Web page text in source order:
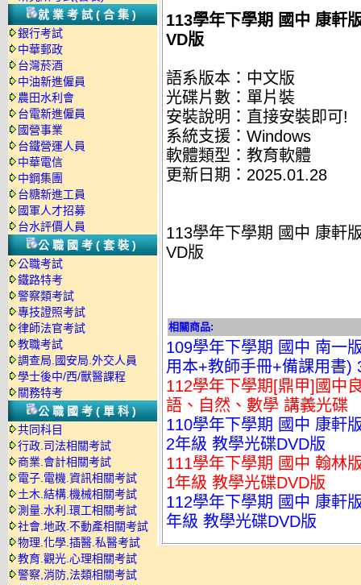
就業考試(合集)
銀行考試
中華郵政
台灣菸酒
中油新進僱員
農田水利會
台電新進僱員
國營事業
台鐵營運人員
中華電信
中鋼集團
台糖新進工員
國軍人才招募
台水評價人員
公職國考(套裝)
公職考試
鐵路特考
警察類考試
專技證照考試
律師法官考試
教職考試
調查局.國安局.外交人員
學士後中/西/獸醫課程
關務特考
公職國考(單科)
共同科目
行政.司法相關考試
商業.會計相關考試
電子.電機.資訊相關考試
土木.結構.機械相關考試
測量.水利.環工相關考試
社會.地政.不動產相關考試
物理.化學.插醫.私醫考試
教育.觀光.心理相關考試
警察,消防,法類相關考試
113學年下學期 國中 康軒
VD版
語系版本：中文版
光碟片數：單片裝
安裝說明：直接安裝即可!
系統支援：Windows
軟體類型：教育軟體
更新日期：2025.01.28
113學年下學期 國中 康軒
VD版
相關商品:
109學年下學期 國中 南一
用本+教師手冊+備課用書)
112學年下學期[鼎甲]國中
語、自然、數學 講義光碟
110學年下學期 國中 康軒
2年級 教學光碟DVD版
111學年下學期 國中 翰林
1年級 教學光碟DVD版
112學年下學期 國中 康軒
年級 教學光碟DVD版